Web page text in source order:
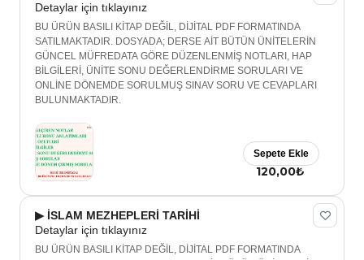
Detaylar için tıklayınız
BU ÜRÜN BASILI KİTAP DEĞİL, DİJİTAL PDF FORMATINDA
SATILMAKTADIR. DOSYADA; DERSE AİT BÜTÜN ÜNİTELERİN
GÜNCEL MÜFREDATA GÖRE DÜZENLENMİŞ NOTLARI, HAP
BİLGİLERİ, ÜNİTE SONU DEĞERLENDİRME SORULARI VE
ONLİNE DÖNEMDE SORULMUŞ SINAV SORU VE CEVAPLARI
BULUNMAKTADIR.
120,00₺
Sepete Ekle
▶ İSLAM MEZHEPLERİ TARİHİ
Detaylar için tıklayınız
BU ÜRÜN BASILI KİTAP DEĞİL, DİJİTAL PDF FORMATINDA